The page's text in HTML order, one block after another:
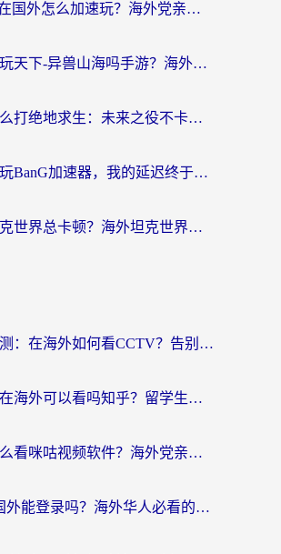
Sky光·遇在国外怎么加速玩？海外党亲测有效的国服游戏加速指南
在欧洲能玩天下-异兽山海吗手游？海外玩家的加速器生存指南
在欧洲怎么打绝地求生：未来之役不卡？留学生亲测的加速器避坑指南
人在美国玩BanG加速器，我的延迟终于绿了
海外玩坦克世界总卡顿？海外坦克世界加速器有哪些？实测好用的选择在这里
海外党亲测：在海外如何看CCTV？告别“仅限大陆播放”的实用指南
央视影音在海外可以看吗知乎？留学生亲测：3步解决地域限制+追剧自由
在国外怎么看咪咕视频软件？海外党亲测有效的回国加速方案
12123在国外能登录吗？海外华人必看的回国加速实用指南